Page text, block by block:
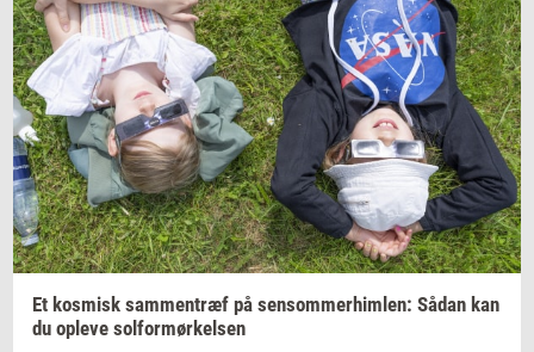
Et kos­misk sam­men­træf på sen­som­mer­him­len: Sådan kan
du op­le­ve sol­for­mør­kel­sen